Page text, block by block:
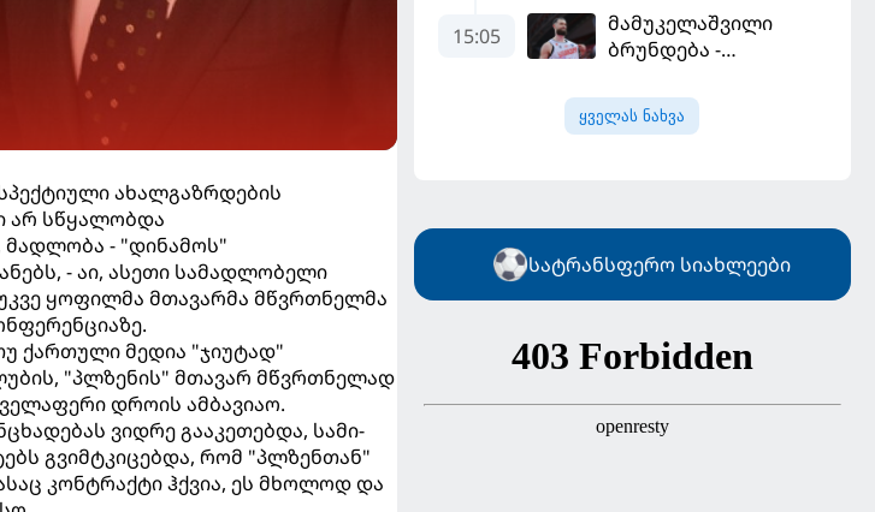
ახალგაზრდების
არ სწყალობდა
მადლობა - "დინამოს"
- აი, ასეთი სამადლობელი
ყოფილმა მთავარმა მწვრთნელმა
ქართული მედია "ჯიუტად"
"პლზენის" მთავარ მწვრთნელად
დროის ამბავიაო.
ვიდრე გააკეთებდა, სამი-
გვიმტკიცებდა, რომ "პლზენთან"
კონტრაქტი ჰქვია, ეს მხოლოდ და
ევრობასკეტი
ისრაელთან მარცხით
15:05
მამუკელაშვილი
ბრუნდება -
პორტუგალიასთან
მატჩებისთვის
იწყებს
ყველას ნახვა
სატრანსფერო სიახლეები